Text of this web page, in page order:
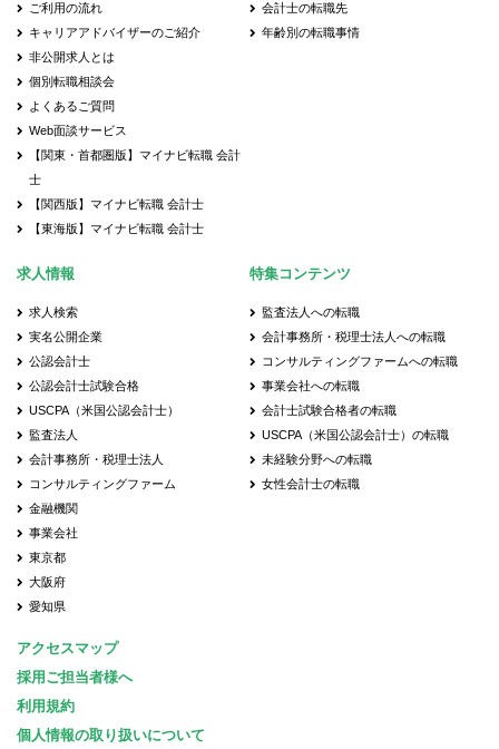
ご利用の流れ
キャリアアドバイザーのご紹介
非公開求人とは
個別転職相談会
よくあるご質問
Web面談サービス
【関東・首都圏版】マイナビ転職 会計
士
【関西版】マイナビ転職 会計士
【東海版】マイナビ転職 会計士
会計士の転職先
年齢別の転職事情
求人情報
求人検索
実名公開企業
公認会計士
公認会計士試験合格
USCPA（米国公認会計士）
監査法人
会計事務所・税理士法人
コンサルティングファーム
金融機関
事業会社
東京都
大阪府
愛知県
特集コンテンツ
監査法人への転職
会計事務所・税理士法人への転職
コンサルティングファームへの転職
事業会社への転職
会計士試験合格者の転職
USCPA（米国公認会計士）の転職
未経験分野への転職
女性会計士の転職
アクセスマップ
採用ご担当者様へ
利用規約
個人情報の取り扱いについて